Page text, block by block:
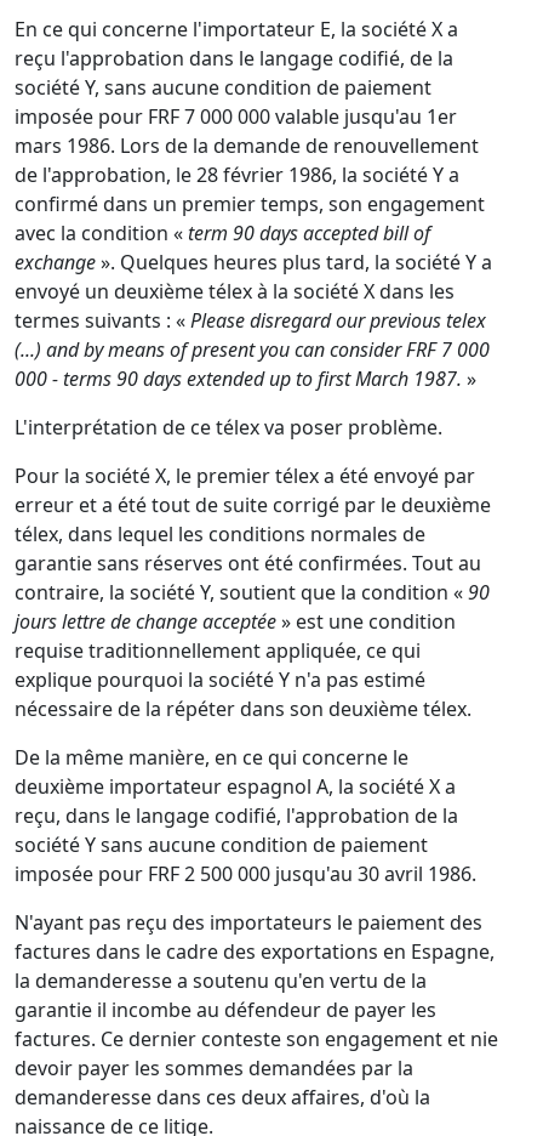
En ce qui concerne l'importateur E, la société X a
reçu l'approbation dans le langage codifié, de la
société Y, sans aucune condition de paiement
imposée pour FRF 7 000 000 valable jusqu'au 1er
mars 1986. Lors de la demande de renouvellement
de l'approbation, le 28 février 1986, la société Y a
confirmé dans un premier temps, son engagement
avec la condition «term 90 days accepted bill of
exchange». Quelques heures plus tard, la société Y a
envoyé un deuxième télex à la société X dans les
termes suivants : «Please disregard our previous telex
(...) and by means of present you can consider FRF 7 000
000 - terms 90 days extended up to first March 1987. »
L'interprétation de ce télex va poser problème.
Pour la société X, le premier télex a été envoyé par
erreur et a été tout de suite corrigé par le deuxième
télex, dans lequel les conditions normales de
garantie sans réserves ont été confirmées. Tout au
contraire, la société Y, soutient que la condition «90
jours lettre de change acceptée» est une condition
requise traditionnellement appliquée, ce qui
explique pourquoi la société Y n'a pas estimé
nécessaire de la répéter dans son deuxième télex.
De la même manière, en ce qui concerne le
deuxième importateur espagnol A, la société X a
reçu, dans le langage codifié, l'approbation de la
société Y sans aucune condition de paiement
imposée pour FRF 2 500 000 jusqu'au 30 avril 1986.
N'ayant pas reçu des importateurs le paiement des
factures dans le cadre des exportations en Espagne,
la demanderesse a soutenu qu'en vertu de la
garantie il incombe au défendeur de payer les
factures. Ce dernier conteste son engagement et nie
devoir payer les sommes demandées par la
demanderesse dans ces deux affaires, d'où la
naissance de ce litige.